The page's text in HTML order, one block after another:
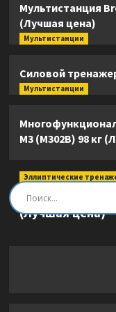
Мультистанция
(Лучшая цена)
Мультистанции
Силовой
Мультистанции
M3 (M302B) 98 кг
Эллиптические
Эллиптический
(Лучшая цена)